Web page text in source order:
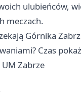
ulubieńców,
meczach.
Górnika
Czas
Zabrze